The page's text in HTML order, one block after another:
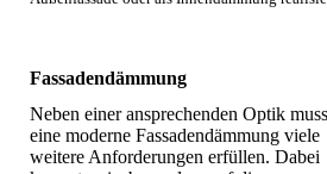
Fassadendämmung
Neben einer ansprechenden Optik muss
eine moderne Fassadendämmung viele
weitere Anforderungen erfüllen. Dabei